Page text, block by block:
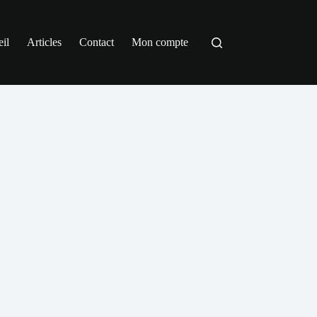
Articles Contact Mon compte